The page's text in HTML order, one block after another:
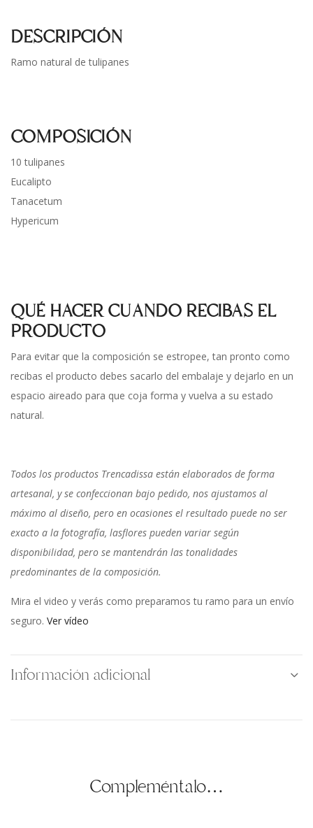
DESCRIPCIÓN
Ramo natural de tulipanes
COMPOSICIÓN
10 tulipanes
Eucalipto
Tanacetum
Hypericum
QUÉ HACER CUANDO RECIBAS EL
PRODUCTO
Para evitar que la composición se estropee, tan pronto como
recibas el producto debes sacarlo del embalaje y dejarlo en un
espacio aireado para que coja forma y vuelva a su estado
natural.
Todos los productos Trencadissa están elaborados de forma
artesanal, y se confeccionan bajo pedido, nos ajustamos al
máximo al diseño, pero en ocasiones el resultado puede no ser
exacto a la fotografía, lasflores pueden variar según
disponibilidad, pero se mantendrán las tonalidades
predominantes de la composición.
Mira el video y verás como preparamos tu ramo para un envío
seguro. Ver vídeo
Información adicional
Compleméntalo…